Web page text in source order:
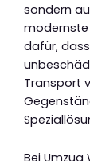
sondern
dafür,
Transport